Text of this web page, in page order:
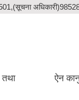
ऐन